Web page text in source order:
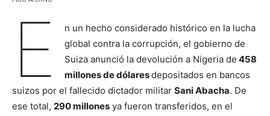
E
n un hecho considerado histórico en la lucha
global contra la corrupción, el gobierno de
Suiza anunció la devolución a Nigeria de 458
millones de dólaresdepositados en bancos
suizos por el fallecido dictador militar Sani Abacha. De
ese total, 290 millones ya fueron transferidos, en el